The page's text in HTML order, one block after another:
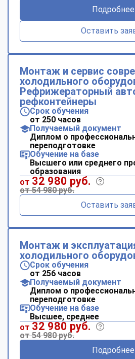
Подробнее
Оставить
Монтаж и сервис
холодильного
Рефрижераторный
рефконтейнеры
Срок обучения
от 250 часов
Получаемый документ
Диплом о
переподготовке
Обучение на базе
Высшего или среднего
образования
от 32 980 руб.
от 54 980 руб.
Оставить
Монтаж и
холодильного
Срок обучения
от 256 часов
Получаемый документ
Диплом о
переподготовке
Обучение на базе
Высшее, среднее
от 32 980 руб.
от 54 980 руб.
Подробнее